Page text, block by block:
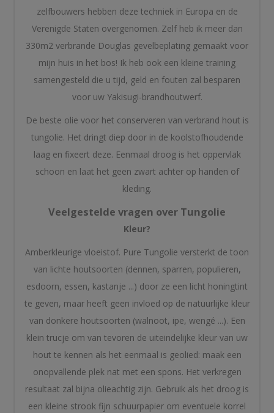
zelfbouwers hebben deze techniek in Europa en de
Verenigde Staten overgenomen. Zelf heb ik meer dan
330m2 verbrande Douglas gevelbeplating gemaakt voor
mijn huis in het bos! Ik heb ook een kleine training
samengesteld die u tijd, geld en fouten zal besparen
voor uw Yakisugi-brandhoutwerf.
De beste olie voor het conserveren van verbrand hout is
tungolie. Het dringt diep door in de koolstofhoudende
laag en fixeert deze. Eenmaal droog is het oppervlak
schoon en laat het geen zwart achter op handen of
kleding.
Veelgestelde vragen over Tungolie
Kleur?
Amberkleurige vloeistof. Pure Tungolie versterkt de toon
van lichte houtsoorten (dennen, sparren, populieren,
esdoorn, essen, kastanje ...) door ze een licht honingtint
te geven, maar heeft geen invloed op de natuurlijke kleur
van donkere houtsoorten (walnoot, ipe, wengé ...). Een
klein trucje om van tevoren de uiteindelijke kleur van uw
hout te kennen als het eenmaal is geolied: maak een
onopvallende plek nat met een spons. Het verkregen
resultaat zal bijna olieachtig zijn. Gebruik als het droog is
een kleine strook fijn schuurpapier om eventuele korrel